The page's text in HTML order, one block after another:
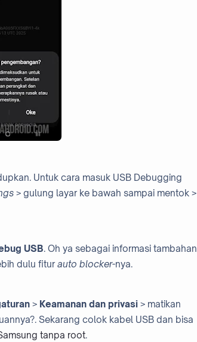
Untuk cara masuk USB Debugging
> gulung layar ke bawah sampai mentok >
USB. Oh ya sebagai informasi tambahan
dulu fitur auto blocker-nya.
> Keamanan dan privasi> matikan
Sekarang colok kabel USB dan bisa
tanpa root.